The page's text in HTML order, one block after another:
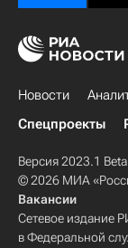
Новости
Спецпроекты
Версия 2023.1 Beta
© 2026 МИА
Вакансии
Сетевое издание
в Федеральной